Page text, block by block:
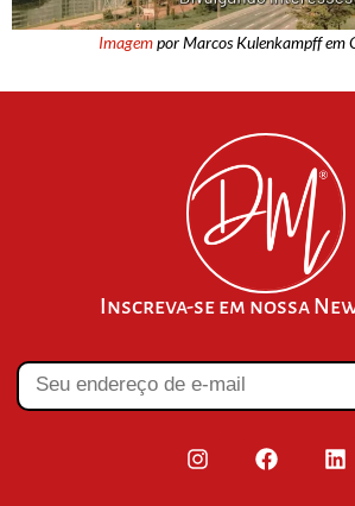
Imagempor Marcos Kulenkampff em
Inscreva-se em nossa